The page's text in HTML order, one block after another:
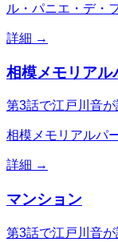
ル・パニエ・デ・
詳細 →
相模メモリアル
第3話で江戸川音
相模メモリアルパ
詳細 →
マンション
第3話で江戸川音